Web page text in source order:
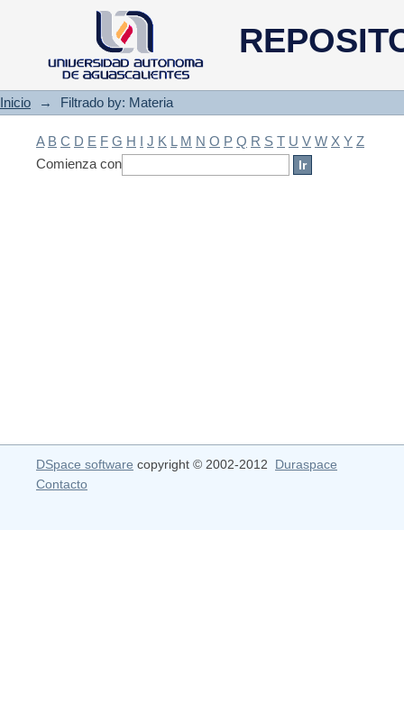
Filtrado by: Materia
Inicio → Filtrado by: Materia
A B C D E F G H I J K L M N O P Q R S T U V W X Y Z
Comienza con
DSpace software copyright © 2002-2012 Duraspace
Contacto